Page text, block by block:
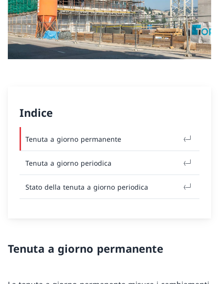
Tenuta a giorno permanente
Indice
Tenuta a giorno permanente
Tenuta a giorno periodica
Stato della tenuta a giorno periodica